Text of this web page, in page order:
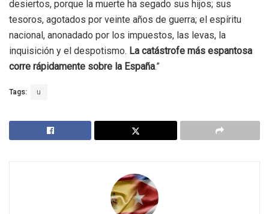
desiertos, porque la muerte ha segado sus hijos; sus
tesoros, agotados por veinte años de guerra; el espíritu
nacional, anonadado por los impuestos, las levas, la
inquisición y el despotismo. La catástrofe más espantosa
corre rápidamente sobre la España.”
Tags: u